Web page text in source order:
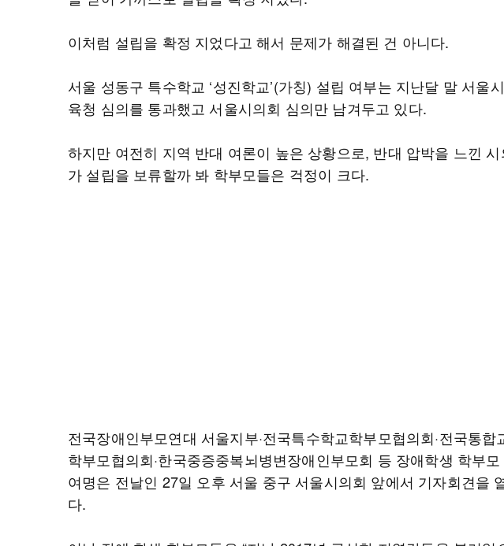
이처럼 설립을 확정 지었다고 해서 문제가 해결된 건 아니다.
서울 성동구 특수학교 ‘성진학교’(가칭) 설립 여부는 지난달 말 서울
육청 심의를 통과했고 서울시의회 심의만 남겨두고 있다.
하지만 여전히 지역 반대 여론이 높은 상황으로, 반대 압박을 느낀 시
가 설립을 보류할까 봐 학부모들은 걱정이 크다.
전국장애인부모연대 서울지부·전국특수학교학부모협의회·전국통합
학부모협의회·한국중증중복뇌병변장애인부모회 등 장애학생 학부
여명은 전날인 27일 오후 서울 중구 서울시의회 앞에서 기자회견을
다.